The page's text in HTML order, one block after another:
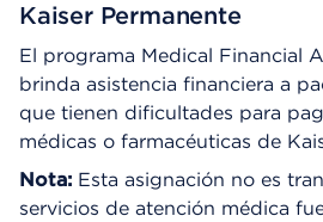
Kaiser Permanente
El programa Medical Financial
brinda asistencia financiera a
que tienen dificultades para
médicas o farmacéuticas de
Nota: Esta asignación no es
servicios de atención médica